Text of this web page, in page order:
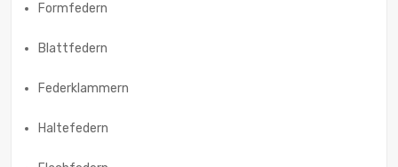
Formfedern
Blattfedern
Federklammern
Haltefedern